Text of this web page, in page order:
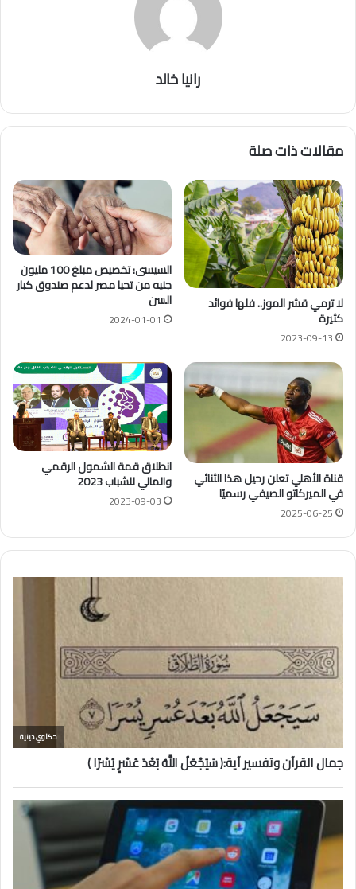
رانيا خالد
مقالات ذات صلة
لا ترمي قشر الموز.. فلها فوائد
كثيرة
2023-09-13
السيسى: تخصيص مبلغ 100 مليون
جنيه من تحيا مصر لدعم صندوق كبار
السن
2024-01-01
قناة الأهلي تعلن رحيل هذا الثنائي
في الميركاتو الصيفي رسميًا
2025-06-25
انطلاق قمة الشمول الرقمي
والمالي للشباب 2023
2023-09-03